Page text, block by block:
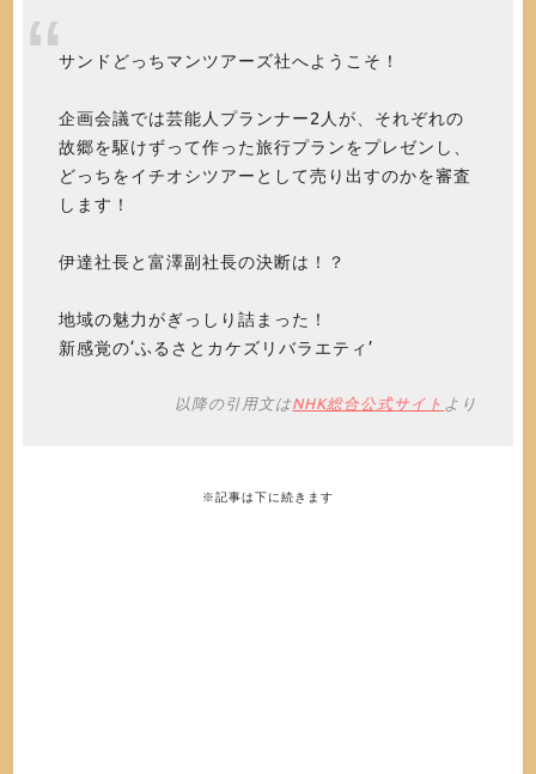
サンドどっちマンツアーズ社へようこそ！
企画会議では芸能人プランナー2人が、それぞれの
故郷を駆けずって作った旅行プランをプレゼンし、
どっちをイチオシツアーとして売り出すのかを審査
します！
伊達社長と富澤副社長の決断は！？
地域の魅力がぎっしり詰まった！
新感覚の‘ふるさとカケズリバラエティ’
以降の引用文はNHK総合公式サイト より
※記事は下に続きます